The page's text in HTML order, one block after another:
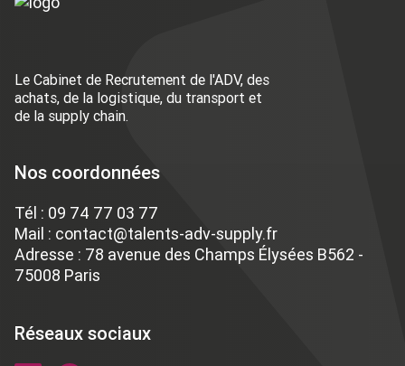
Le Cabinet de Recrutement de l'ADV, des
achats, de la logistique, du transport et
de la supply chain.
Nos coordonnées
Tél : 09 74 77 03 77
Mail : contact@talents-adv-supply.fr
Adresse : 78 avenue des Champs Élysées B562 -
75008 Paris
Réseaux sociaux